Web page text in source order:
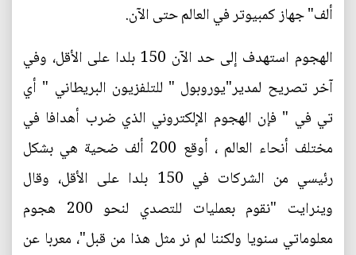
ألف" جهاز كمبيوتر في العالم حتى الآن.
الهجوم استهدف إلى حد الآن 150 بلدا على الأقل، وفي
آخر تصريح لمدير"يوروبول " للتلفزيون البريطاني " أي
تي في " فإن الهجوم الإلكتروني الذي ضرب أهدافا في
مختلف أنحاء العالم ، أوقع 200 ألف ضحية هي بشكل
رئيسي من الشركات في 150 بلدا على الأقل، وقال
وينرايت "نقوم بعمليات للتصدي لنحو 200 هجوم
معلوماتي سنويا ولكننا لم نر مثل هذا من قبل"، معربا عن